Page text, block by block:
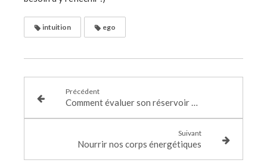
intuition ego
Précédent
Comment évaluer son réservoir d’énergie ?
Suivant
Nourrir nos corps énergétiques